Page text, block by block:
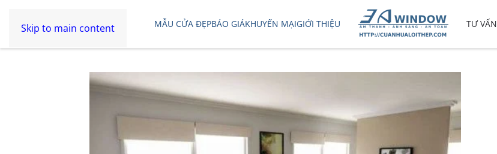
Skip to main content MẪU CỬA ĐẸPBÁO GIÁKHUYẾN MẠIGIỚI THIỆU TƯ VẤN